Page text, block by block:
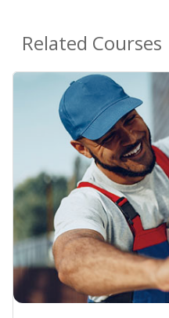
Related Courses